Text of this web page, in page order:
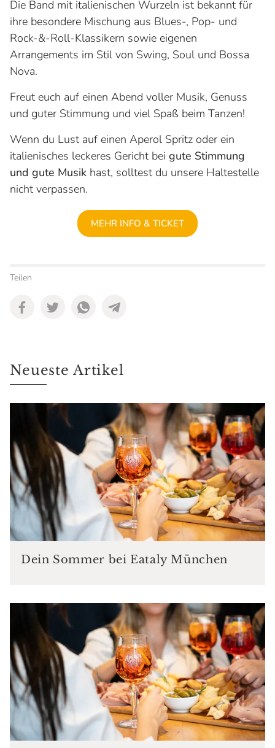
Die Band mit italienischen Wurzeln ist bekannt für
ihre besondere Mischung aus Blues-, Pop- und
Rock-&-Roll-Klassikern sowie eigenen
Arrangements im Stil von Swing, Soul und Bossa
Nova.
Freut euch auf einen Abend voller Musik, Genuss
und guter Stimmung und viel Spaß beim Tanzen!
Wenn du Lust auf einen Aperol Spritz oder ein
italienisches leckeres Gericht bei gute Stimmung
und gute Musik hast, solltest du unsere Haltestelle
nicht verpassen.
MEHR INFO & TICKET
Teilen
Neueste Artikel
Dein Sommer bei Eataly München